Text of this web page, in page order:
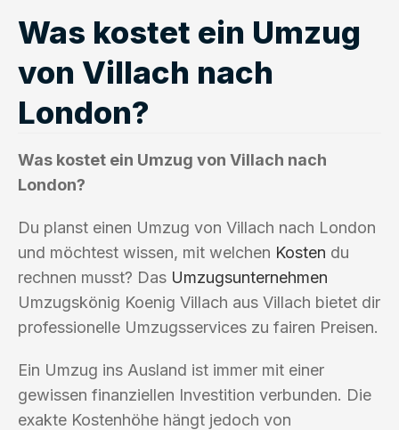
Was kostet ein Umzug
von Villach nach
London?
Was kostet ein Umzug von Villach nach
London?
Du planst einen Umzug von Villach nach London
und möchtest wissen, mit welchen Kosten du
rechnen musst? Das Umzugsunternehmen
Umzugskönig Koenig Villach aus Villach bietet dir
professionelle Umzugsservices zu fairen Preisen.
Ein Umzug ins Ausland ist immer mit einer
gewissen finanziellen Investition verbunden. Die
exakte Kostenhöhe hängt jedoch von